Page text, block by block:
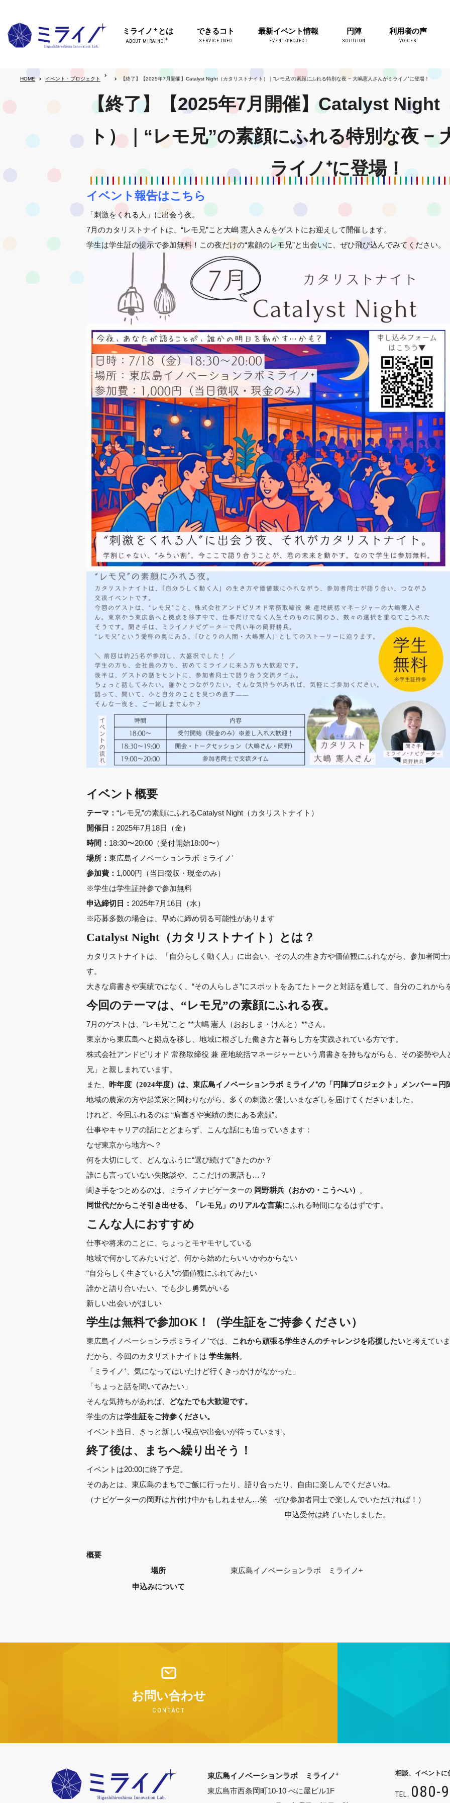
ミライノ ＋ とは
ABOUT MIRAINO ＋
できるコト
SERVICE INFO
最新イベント情報
EVENT/PROJECT
円陣
SOLUTION
利用者の声
VOICES
HOME イベント・プロジェクト 【終了】【2025年7月開催】Catalyst Night（カタリストナイト）｜“レモ兄”の素顔にふれる特別な夜 − 大嶋憲人さんがミライノ⁺に登場！
【終了】【2025年7月開催】Catalyst Night
ト）｜“レモ兄”の素顔にふれる特別な夜 −
ライノ⁺に登場！
イベント報告はこちら
「刺激をくれる人」に出会う夜。
7月のカタリストナイトは、“レモ兄”こと大嶋 憲人さんをゲストにお迎えして開催します。
学生は学生証の提示で参加無料！この夜だけの“素顔のレモ兄”と出会いに、ぜひ飛び込んでみてください。
イベント概要
テーマ： “レモ兄”の素顔にふれるCatalyst Night（カタリストナイト）
開催日： 2025年7月18日（金）
時間： 18:30〜20:00（受付開始18:00〜）
場所： 東広島イノベーションラボ ミライノ⁺
参加費： 1,000円（当日徴収・現金のみ）
※学生は学生証持参で参加無料
申込締切日： 2025年7月16日（水）
※応募多数の場合は、早めに締め切る可能性があります
Catalyst Night（カタリストナイト）とは？
カタリストナイトは、「自分らしく動く人」に出会い、その人の生き方や価値観にふれながら、参加者同
す。
大きな肩書きや実績ではなく、“その人らしさ”にスポットをあてたトークと対話を通して、自分のこれか
今回のテーマは、“レモ兄”の素顔にふれる夜。
7月のゲストは、“レモ兄”こと **大嶋 憲人（おおしま・けんと）**さん。
東京から東広島へと拠点を移し、地域に根ざした働き方と暮らし方を実践されている方です。
株式会社アンドピリオド 常務取締役 兼 産地統括マネージャーという肩書きを持ちながらも、その姿勢や
兄」と親しまれています。
また、
昨年度（2024年度）は、東広島イノベーションラボ ミライノ⁺の「円陣プロジェクト」メンバー＝
地域の農家の方や起業家と関わりながら、多くの刺激と優しいまなざしを届けてくださいました。
けれど、今回ふれるのは “肩書きや実績の奥にある素顔”。
仕事やキャリアの話にとどまらず、こんな話にも迫っていきます：
なぜ東京から地方へ？
何を大切にして、どんなふうに“選び続けて”きたのか？
誰にも言っていない失敗談や、ここだけの裏話も…？
聞き手をつとめるのは、ミライノナビゲーターの 岡野耕兵（おかの・こうへい） 。
同世代だからこそ引き出せる、「レモ兄」のリアルな言葉にふれる時間になるはずです。
こんな人におすすめ
仕事や将来のことに、ちょっとモヤモヤしている
地域で何かしてみたいけど、何から始めたらいいかわからない
“自分らしく生きている人”の価値観にふれてみたい
誰かと語り合いたい、でも少し勇気がいる
新しい出会いがほしい
学生は無料で参加OK！（学生証をご持参ください）
東広島イノベーションラボミライノ⁺では、 これから頑張る学生さんのチャレンジを応援したいと考えてい
だから、今回のカタリストナイトは 学生無料。
「ミライノ⁺、気になってはいたけど行くきっかけがなかった」
「ちょっと話を聞いてみたい」
そんな気持ちがあれば、
どなたでも大歓迎です。
学生の方は学生証をご持参ください。
イベント当日、きっと新しい視点や出会いが待っています。
終了後は、まちへ繰り出そう！
イベントは20:00に終了予定。
そのあとは、東広島のまちでご飯に行ったり、語り合ったり、自由に楽しんでくださいね。
（ナビゲーターの岡野は片付け中かもしれません…笑 ぜひ参加者同士で楽しんでいただければ！）
申込受付は終了いたしました。
概要
場所
東広島イノベーションラボ ミライノ+
申込みについて
お問い合わせ
CONTACT
東広島イノベーションラボ ミライノ+
東広島市西条岡町10-10 べに屋ビル1F
相談、イベントに
TEL. 080-